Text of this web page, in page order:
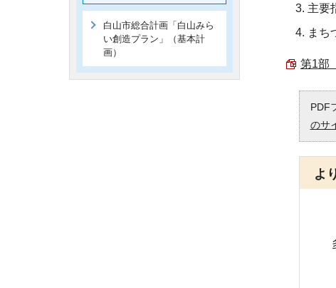
主要
まち
第1部
PDF
のサ
よ
白山市総合計画「白山みら
い創造プラン」（基本計
画）